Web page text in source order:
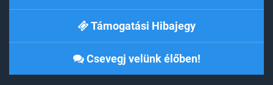
Támogatási Hibajegy
Csevegj velünk élőben!